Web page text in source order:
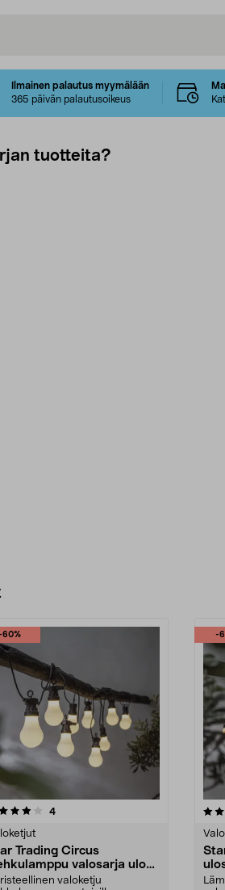
Ilmainen palautus myymälään
365 päivän palautusoikeus
tuotteita?
60%
4arvostelut
Trading Circus
valosarja ulos,
LED
valoketju
-
5.0 viidestä